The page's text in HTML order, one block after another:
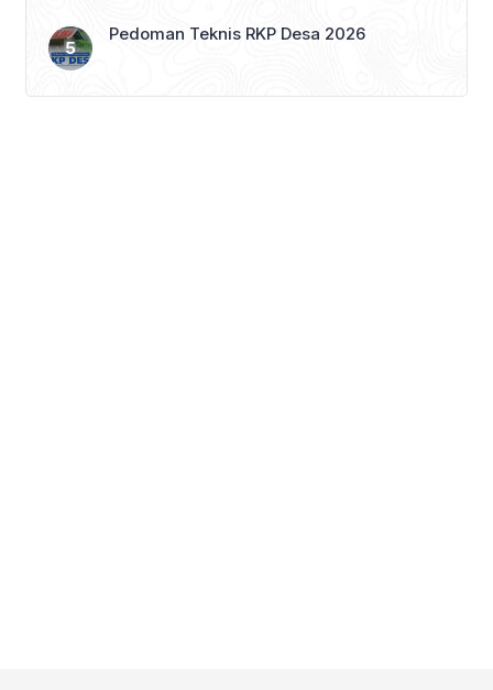
Pedoman Teknis RKP Desa 2026